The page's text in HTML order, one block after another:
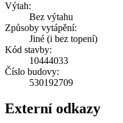
Výtah:
Bez výtahu
Způsoby vytápění:
Jiné (i bez topení)
Kód stavby:
10444033
Číslo budovy:
530192709
Externí odkazy